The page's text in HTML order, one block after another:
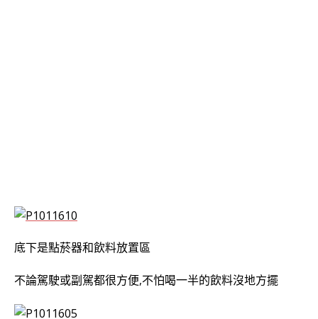
底下是點菸器和飲料放置區
不論駕駛或副駕都很方便,不怕喝一半的飲料沒地方擺